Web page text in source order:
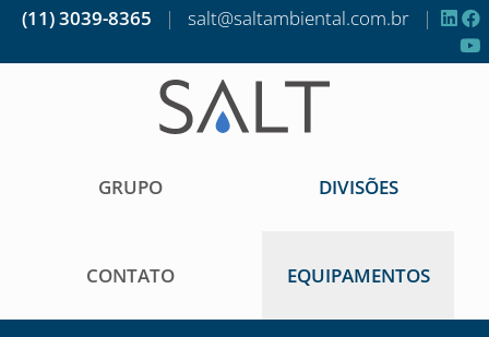
(11) 3039-8365 | salt@saltambiental.com.br |
GRUPO DIVISÕES
CONTATO EQUIPAMENTOS